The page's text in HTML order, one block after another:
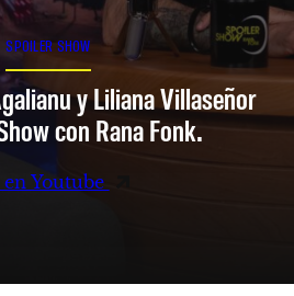
SPOILER SHOW
y Liliana Villaseñor
con Rana Fonk.
Youtube